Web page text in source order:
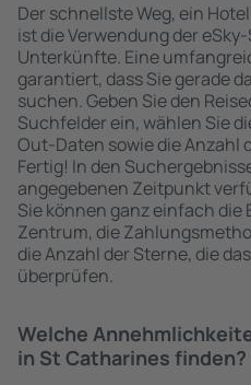
Der schnellste Weg, ein
ist die Verwendung der
Unterkünfte. Eine
garantiert, dass Sie gerade
suchen. Geben Sie den
Suchfelder ein, wählen Sie
Out-Daten sowie die Anzahl
Fertig! In den
angegebenen Zeitpunkt
Sie können ganz einfach die
Zentrum, die
die Anzahl der Sterne, die
überprüfen.
Welche
in St Catharines finden?